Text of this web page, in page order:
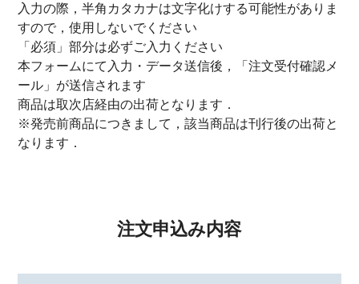
入力の際，半角カタカナは文字化けする可能性がありま
すので，使用しないでください
「必須」部分は必ずご入力ください
本フォームにて入力・データ送信後，「注文受付確認メ
ール」が送信されます
商品は取次店経由の出荷となります．
※発売前商品につきまして，該当商品は刊行後の出荷と
なります．
注文申込み内容